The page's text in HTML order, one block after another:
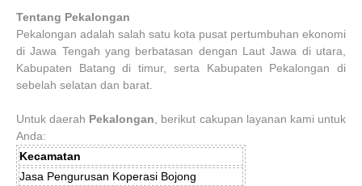
Tentang Pekalongan
Pekalongan adalah salah satu kota pusat pertumbuhan ekonomi
di Jawa Tengah yang berbatasan dengan Laut Jawa di utara,
Kabupaten Batang di timur, serta Kabupaten Pekalongan di
sebelah selatan dan barat.
Untuk daerah Pekalongan , berikut cakupan layanan kami untuk
Anda:
Kecamatan
Jasa Pengurusan Koperasi Bojong